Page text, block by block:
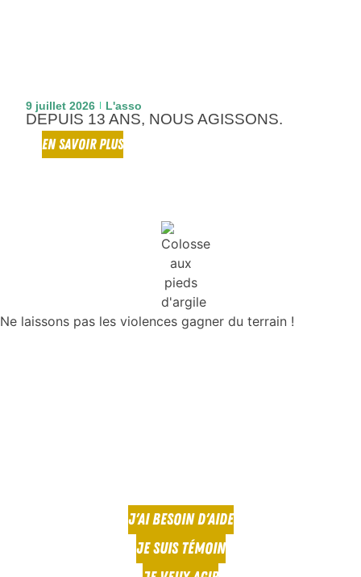
9 juillet 2026 L'asso
DEPUIS 13 ANS, NOUS AGISSONS.
EN SAVOIR PLUS
Ne laissons pas les violences gagner du terrain !
J'AI BESOIN D'AIDE
JE SUIS TÉMOIN